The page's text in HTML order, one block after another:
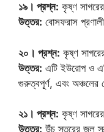
১৯। প্রশ্ন: কৃষ্ণ
উত্তর: বোসফরাস
২০। প্রশ্ন: কৃষ্ণ
উত্তর: এটি ইউরোপ ও
গুরুত্বপূর্ণ, এবং অঞ্চলের
২১। প্রশ্ন: কৃষ্ণ
উত্তর: উঁচু স্তরের জল